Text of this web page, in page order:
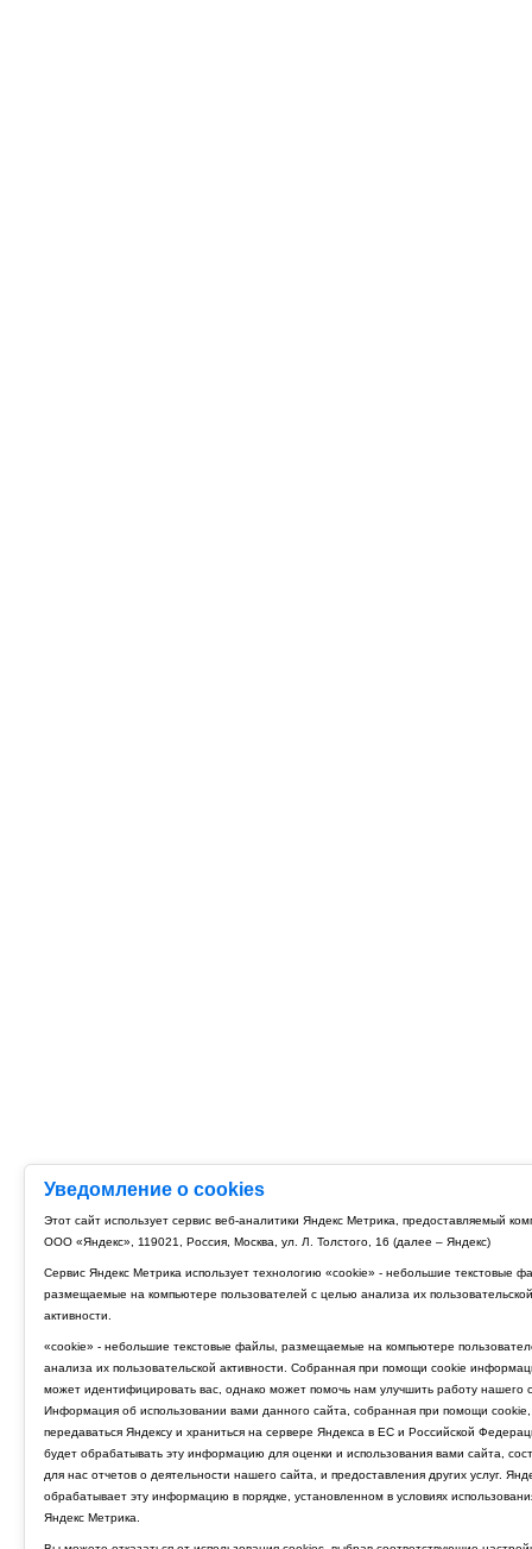
Уведомление о cookies
Этот сайт использует сервис веб-аналитики Яндекс Метрика, предоставляемый
ООО «Яндекс», 119021, Россия, Москва, ул. Л. Толстого, 16 (далее – Яндекс)
Сервис Яндекс Метрика использует технологию «cookie» - небольшие текстовые
размещаемые на компьютере пользователей с целью анализа их пользовательской
активности.
«cookie» - небольшие текстовые файлы, размещаемые на компьютере
анализа их пользовательской активности. Собранная при помощи cookie
может идентифицировать вас, однако может помочь нам улучшить работу нашего
Информация об использовании вами данного сайта, собранная при помощи cookie,
передаваться Яндексу и храниться на сервере Яндекса в ЕС и Российской
будет обрабатывать эту информацию для оценки и использования вами сайта,
для нас отчетов о деятельности нашего сайта, и предоставления других услуг.
обрабатывает эту информацию в порядке, установленном в условиях
Яндекс Метрика.